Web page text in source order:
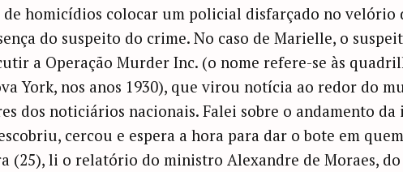
homicídios colocar um policial disfarçado no velório
do suspeito do crime. No caso de Marielle, o
a Operação Murder Inc. (o nome refere-se às
York, nos anos 1930), que virou notícia ao redor do
dos noticiários nacionais. Falei sobre o andamento
cercou e espera a hora para dar o bote em
(25), li o relatório do ministro Alexandre de Moraes,